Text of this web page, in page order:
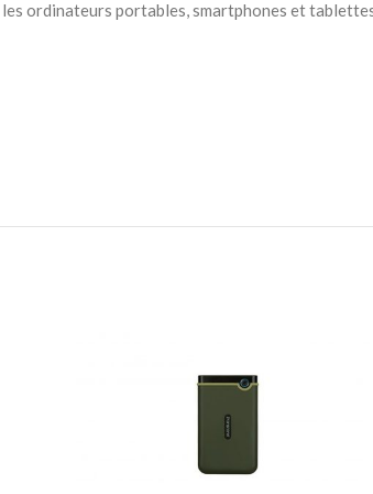
les ordinateurs portables, smartphones et